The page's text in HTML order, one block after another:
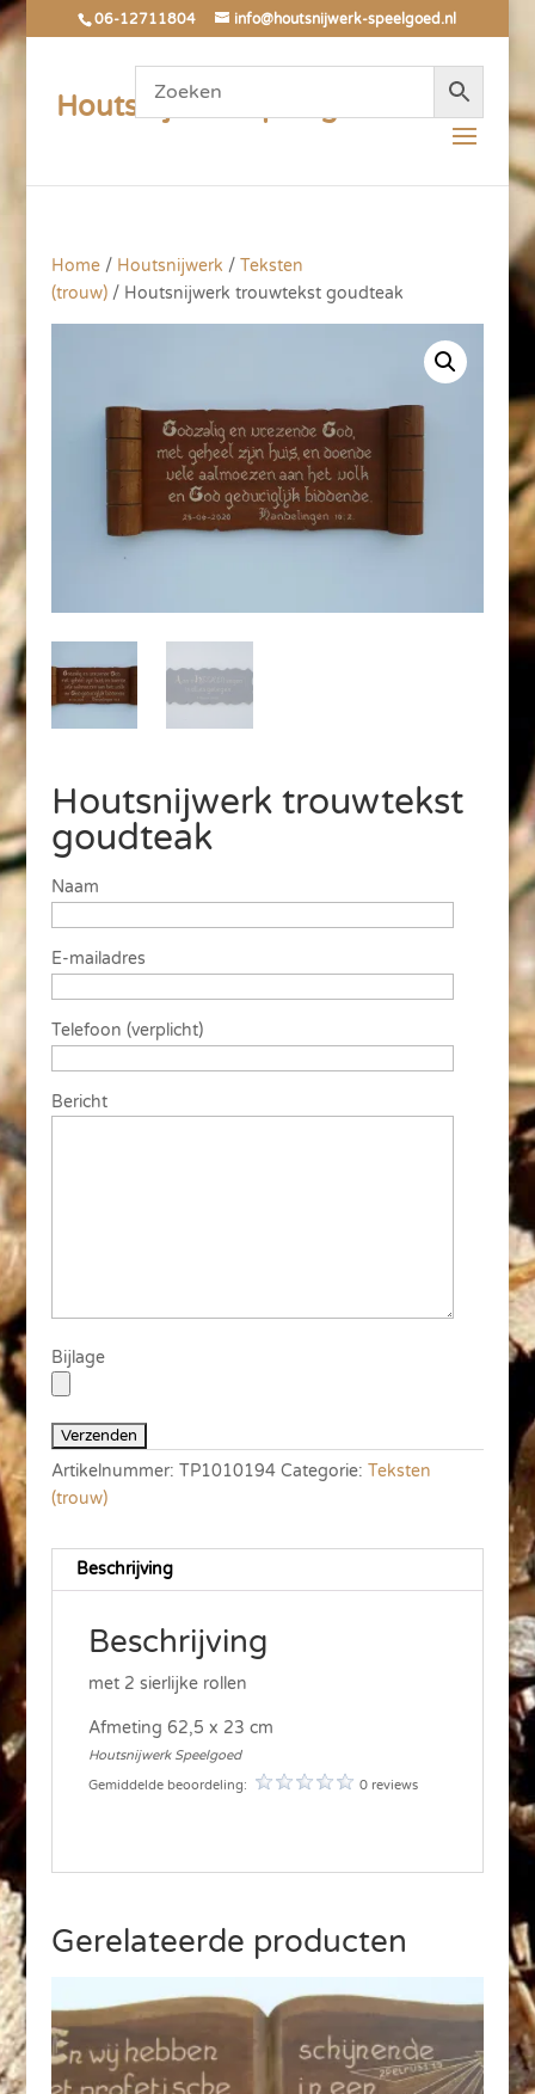
06-12711804 info@houtsnijwerk-speelgoed.nl
Houtsnijwerk Speelgoed
Home/ Houtsnijwerk / Teksten
(trouw)/ Houtsnijwerk trouwtekst goudteak
Houtsnijwerk trouwtekst
goudteak
Naam
E-mailadres
Telefoon (verplicht)
Bericht
Bijlage
Artikelnummer: TP1010194 Categorie: Teksten
(trouw)
Beschrijving
Beschrijving
met 2 sierlijke rollen
Afmeting 62,5 x 23 cm
Houtsnijwerk Speelgoed
Gemiddelde beoordeling:
0 reviews
Gerelateerde producten